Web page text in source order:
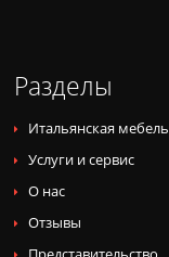
Разделы
Итальянская мебель
Услуги и сервис
О нас
Отзывы